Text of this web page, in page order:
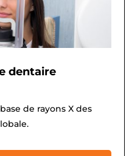
dentaire
de rayons X des